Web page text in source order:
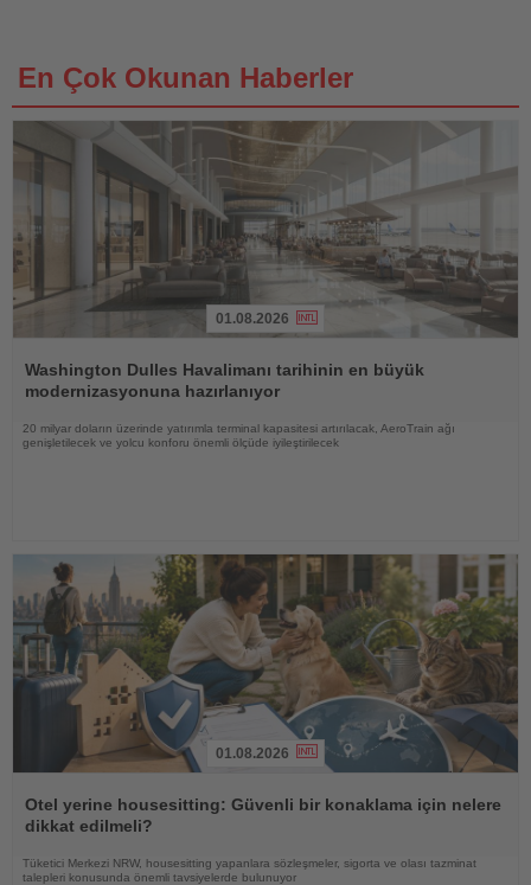
En Çok Okunan Haberler
Oku
01.08.2026
Washington Dulles Havalimanı tarihinin en büyük
modernizasyonuna hazırlanıyor
20 milyar doların üzerinde yatırımla terminal kapasitesi artırılacak, AeroTrain ağı
genişletilecek ve yolcu konforu önemli ölçüde iyileştirilecek
Oku
01.08.2026
Otel yerine housesitting: Güvenli bir konaklama için nelere
dikkat edilmeli?
Tüketici Merkezi NRW, housesitting yapanlara sözleşmeler, sigorta ve olası tazminat
talepleri konusunda önemli tavsiyelerde bulunuyor